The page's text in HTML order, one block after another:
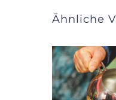
Ähnliche